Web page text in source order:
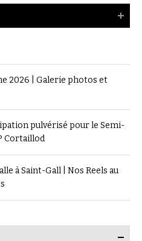
2026 | Galerie photos et
pulvérisé pour le Semi-
Cortaillod
à Saint-Gall | Nos Reels au